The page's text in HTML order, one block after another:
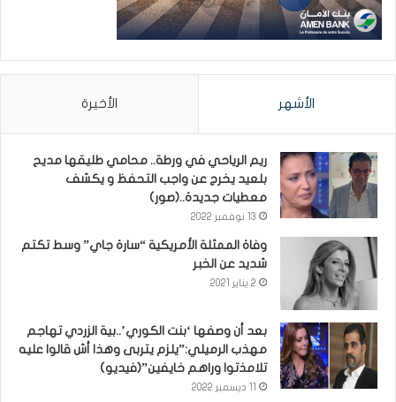
الأشهر الأخيرة
ريم الرياحي في ورطة.. محامي طليقها مديح
بلعيد يخرج عن واجب التحفظ و يكشف
معطيات جديدة..(صور)
13 نوفمبر 2022
وفاة الممثلة الأمريكية “سارة جاي” وسط تكتم
شديد عن الخبر
2 يناير 2021
بعد أن وصفها ‘بنت الكوري’..بية الزردي تهاجم
مهذب الرميلي:”يلزم يتربى وهذا أش قالوا عليه
تلامذتوا وراهم خايفين”(فيديو)